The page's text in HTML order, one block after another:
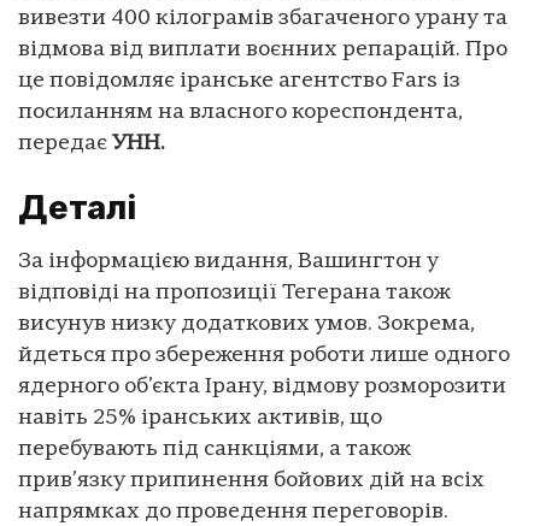
вивезти 400 кілограмів збагаченого урану та
відмова від виплати воєнних репарацій. Про
це повідомляє іранське агентство Fars із
посиланням на власного кореспондента,
передає УНН.
Деталі
За інформацією видання, Вашингтон у
відповіді на пропозиції Тегерана також
висунув низку додаткових умов. Зокрема,
йдеться про збереження роботи лише одного
ядерного об’єкта Ірану, відмову розморозити
навіть 25% іранських активів, що
перебувають під санкціями, а також
прив’язку припинення бойових дій на всіх
напрямках до проведення переговорів.